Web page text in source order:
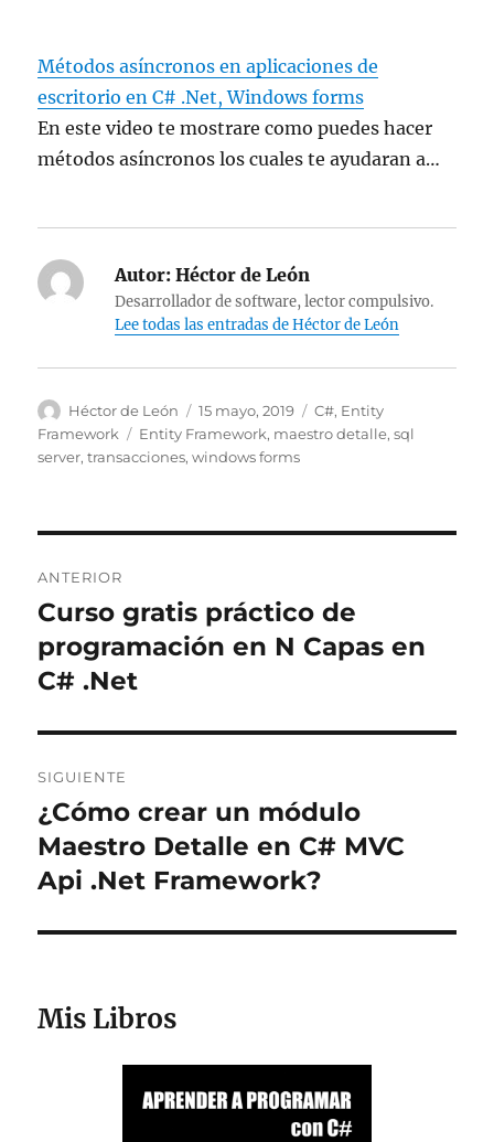
Métodos asíncronos en aplicaciones de
escritorio en C# .Net, Windows forms
En este video te mostrare como puedes hacer
métodos asíncronos los cuales te ayudaran a…
Autor: Héctor de León
Desarrollador de software, lector compulsivo.
Lee todas las entradas de Héctor de León
Autor
Héctor de León
Publicado
el
15 mayo, 2019 Categorías
C#, Entity
Framework
Etiquetas
Entity Framework, maestro detalle,sql
server,transacciones,windows forms
de
entradas
ANTERIOR
Entrada
anterior:
Curso gratis práctico de
programación en N Capas en
C# .Net
SIGUIENTE
Entrada
siguiente:
¿Cómo crear un módulo
Maestro Detalle en C# MVC
Api .Net Framework?
Mis Libros